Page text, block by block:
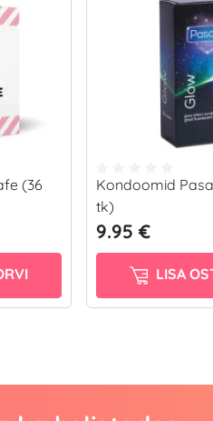
(36
Kondoomid
tk)
9.95 €
LISA